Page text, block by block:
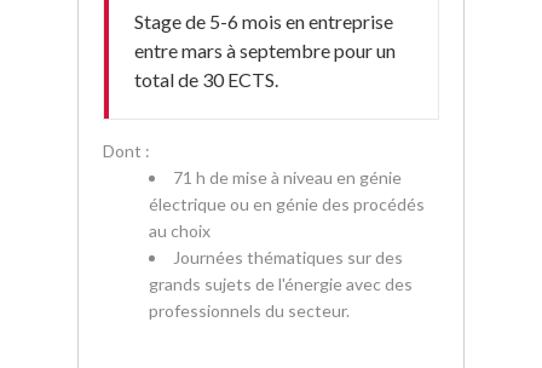
Stage de 5-6 mois en entreprise
entre mars à septembre pour un
total de 30 ECTS.
Dont :
71 h de mise à niveau en génie
électrique ou en génie des procédés
au choix
Journées thématiques sur des
grands sujets de l'énergie avec des
professionnels du secteur.